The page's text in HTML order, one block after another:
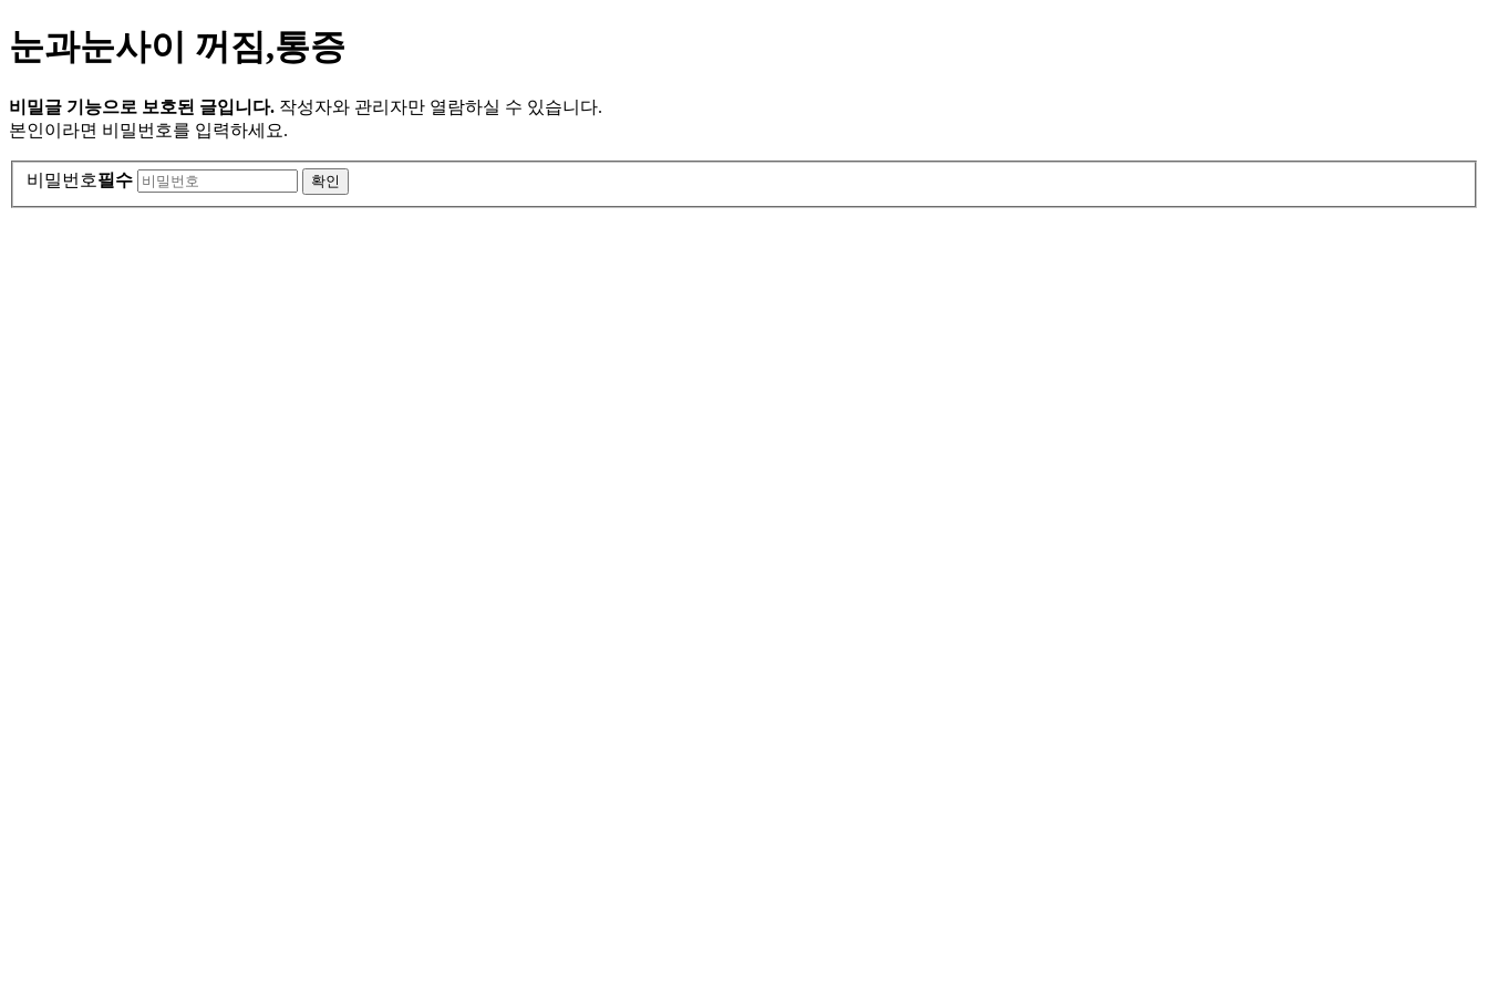
눈과눈사이 꺼짐,통증
비밀글 기능으로 보호된 글입니다. 작성자와 관리자만 열람하실 수 있습니다.
본인이라면 비밀번호를 입력하세요.
비밀번호필수